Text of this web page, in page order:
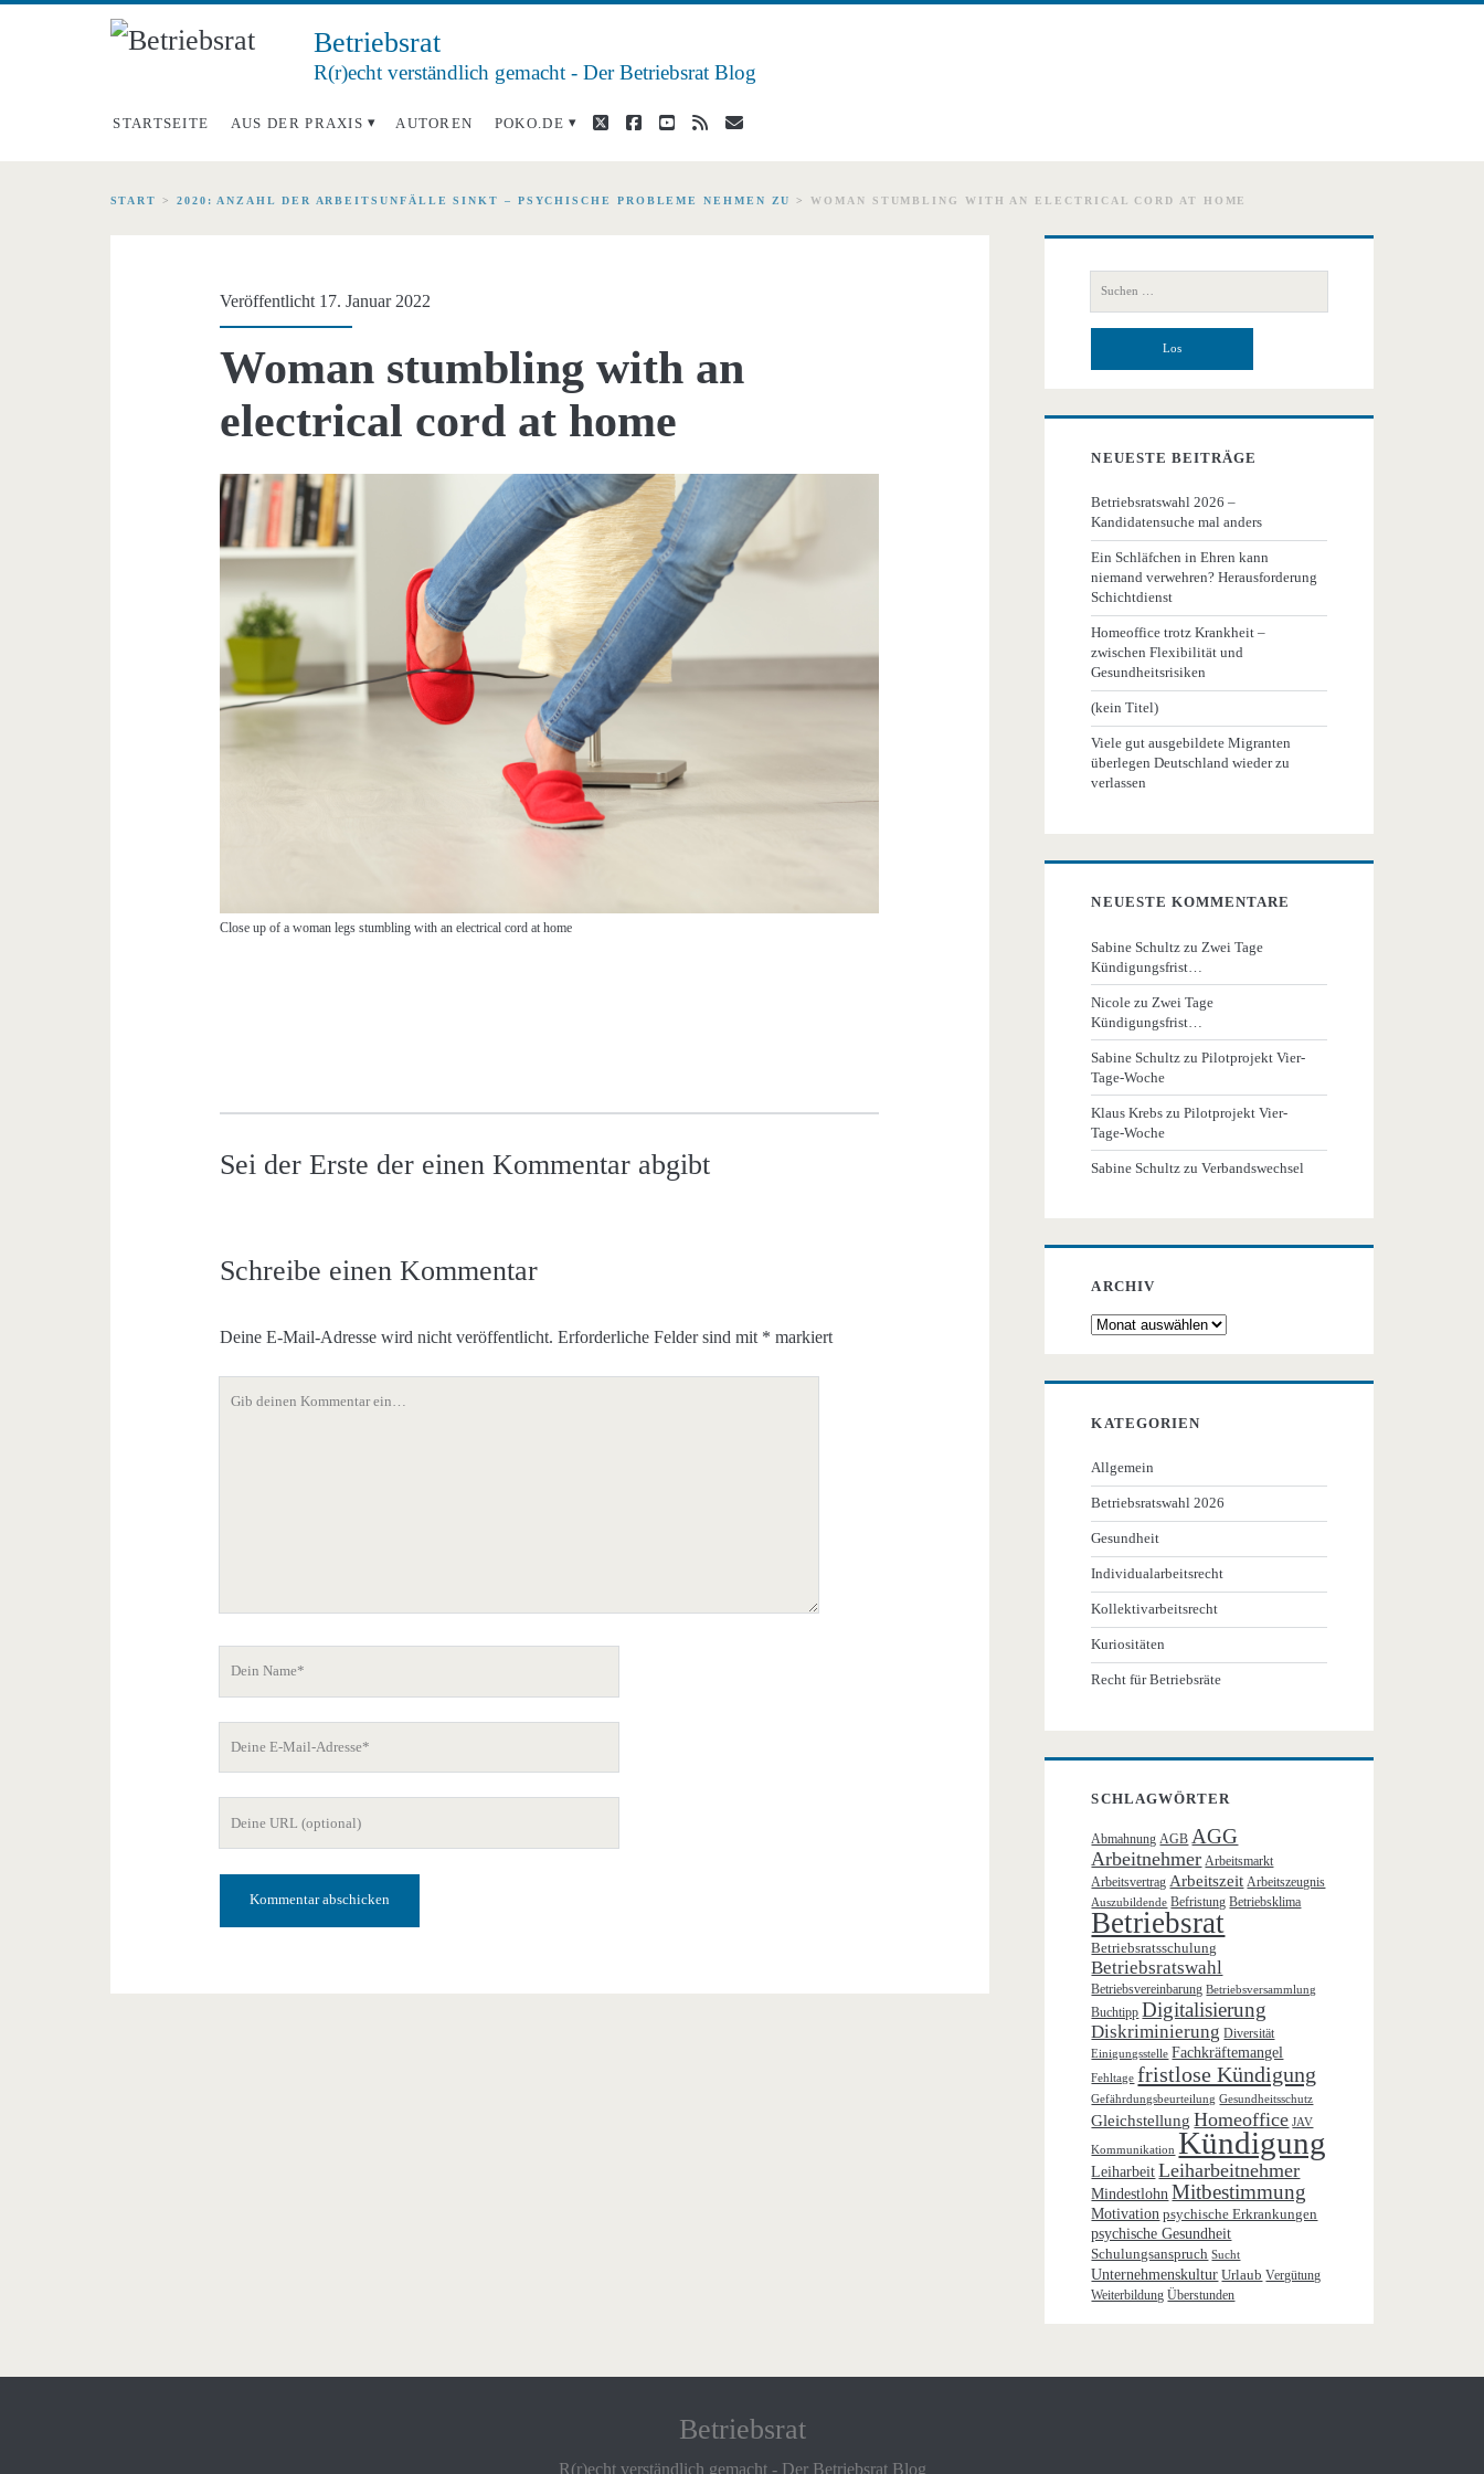
Betriebsrat
R(r)echt verständlich gemacht - Der Betriebsrat Blog
STARTSEITE AUS DER PRAXIS AUTOREN POKO.DE twitterfacebook
youtube
rss E-
Mail
START > 2020: ANZAHL DER ARBEITSUNFÄLLE SINKT – PSYCHISCHE PROBLEME NEHMEN ZU >WOMAN STUMBLING WITH AN ELECTRICAL CORD AT HOME
Veröffentlicht 17. Januar 2022
Woman stumbling with an
electrical cord at home
Close up of a woman legs stumbling with an electrical cord at home
Sei der Erste der einen Kommentar abgibt
Schreibe einen Kommentar
Deine E-Mail-Adresse wird nicht veröffentlicht. Erforderliche Felder sind mit * markiert
Adresse
Primäre
Seitenleiste
nach:
NEUESTE BEITRÄGE
Betriebsratswahl 2026 –
Kandidatensuche mal anders
Ein Schläfchen in Ehren kann
niemand verwehren? Herausforderung
Schichtdienst
Homeoffice trotz Krankheit –
zwischen Flexibilität und
Gesundheitsrisiken
(kein Titel)
Viele gut ausgebildete Migranten
überlegen Deutschland wieder zu
verlassen
NEUESTE KOMMENTARE
Sabine Schultz zu Zwei Tage
Kündigungsfrist…
Nicole zu Zwei Tage
Kündigungsfrist…
Sabine Schultz zuPilotprojekt Vier-
Tage-Woche
Klaus Krebs zuPilotprojekt Vier-
Tage-Woche
Sabine Schultz zuVerbandswechsel
ARCHIV
Archiv
KATEGORIEN
Allgemein
Betriebsratswahl 2026
Gesundheit
Individualarbeitsrecht
Kollektivarbeitsrecht
Kuriositäten
Recht für Betriebsräte
SCHLAGWÖRTER
Abmahnung AGB AGG
Arbeitnehmer Arbeitsmarkt
Arbeitsvertrag Arbeitszeit Arbeitszeugnis
Auszubildende Befristung Betriebsklima
Betriebsrat
Betriebsratsschulung
Betriebsratswahl
Betriebsvereinbarung Betriebsversammlung
Buchtipp Digitalisierung
Diskriminierung Diversität
Einigungsstelle Fachkräftemangel
Fehltage fristlose Kündigung
Gefährdungsbeurteilung Gesundheitsschutz
Gleichstellung Homeoffice JAV
Kommunikation Kündigung
Leiharbeit Leiharbeitnehmer
Mindestlohn Mitbestimmung
Motivation psychische Erkrankungen
psychische Gesundheit
Schulungsanspruch Sucht
Unternehmenskultur Urlaub Vergütung
Weiterbildung Überstunden
Betriebsrat
R(r)echt verständlich gemacht - Der Betriebsrat Blog